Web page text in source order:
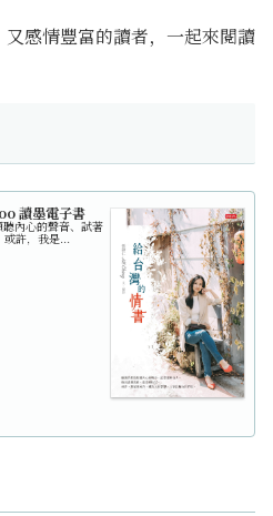
感情豐富的讀者，一起來閱讀
讀墨電子書
聽內心的聲音、試著
或許，我是...